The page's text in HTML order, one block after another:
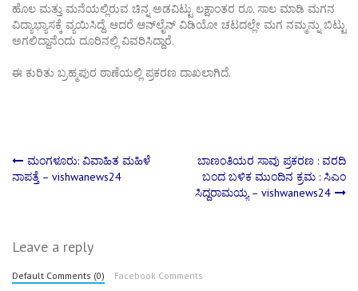
ಹೊಲ ಮತ್ತು ಮನೆಯಲ್ಲಿರುವ ಚಿನ್ನ ಅಡವಿಟ್ಟು ಲಕ್ಷಾಂತರ ರೂ. ಸಾಲ ಮಾಡಿ ಮಗನ
ವಿದ್ಯಾಭ್ಯಾಸಕ್ಕೆ ವ್ಯಯಿಸಿದ್ದೆ. ಆದರೆ ಆನ್‌ಲೈನ್ ವಿಡಿಯೋ ಚಟದಲ್ಲೇ ಮಗ ನಮ್ಮನ್ನು ಬಿಟ್ಟು
ಅಗಲಿದ್ದಾನೆಂದು ದೂರಿನಲ್ಲಿ ವಿವರಿಸಿದ್ದಾರೆ.
ಈ ಕುರಿತು ಬ್ರಹ್ಮಪುರ ಠಾಣೆಯಲ್ಲಿ ಪ್ರಕರಣ ದಾಖಲಾಗಿದೆ.
Post
ಮಂಗಳೂರು: ವಿವಾಹಿತ ಮಹಿಳೆ
ನಾಪತ್ತೆ – vishwanews24
ಬಾಣಂತಿಯರ ಸಾವು ಪ್ರಕರಣ : ವರದಿ
ಬಂದ ಬಳಿಕ ಮುಂದಿನ ಕ್ರಮ : ಸಿಎಂ
ಸಿದ್ದರಾಮಯ್ಯ – vishwanews24
Leave a reply
Default Comments (0) Facebook Comments